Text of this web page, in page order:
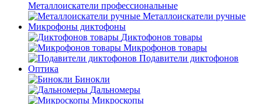
Металлоискатели профессиональные
Металлоискатели ручные
Микрофоны диктофоны
Диктофонов товары
Микрофонов товары
Подавители диктофонов
Оптика
Бинокли
Дальномеры
Микроскопы